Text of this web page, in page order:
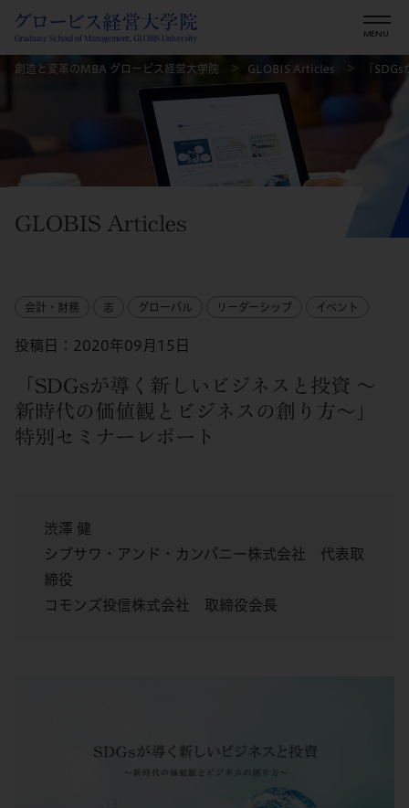
創造と変革のMBA グロービス経営大学院 GLOBIS Articles 「
GLOBIS Articles
会計・財務 志 グローバル リーダーシップ イベント
投稿日：2020年09月15日
「SDGsが導く新しいビジネスと投資 ～
新時代の価値観とビジネスの創り方～」
特別セミナーレポート
渋澤 健
シブサワ・アンド・カンパニー株式会社 代表取
締役
コモンズ投信株式会社 取締役会長